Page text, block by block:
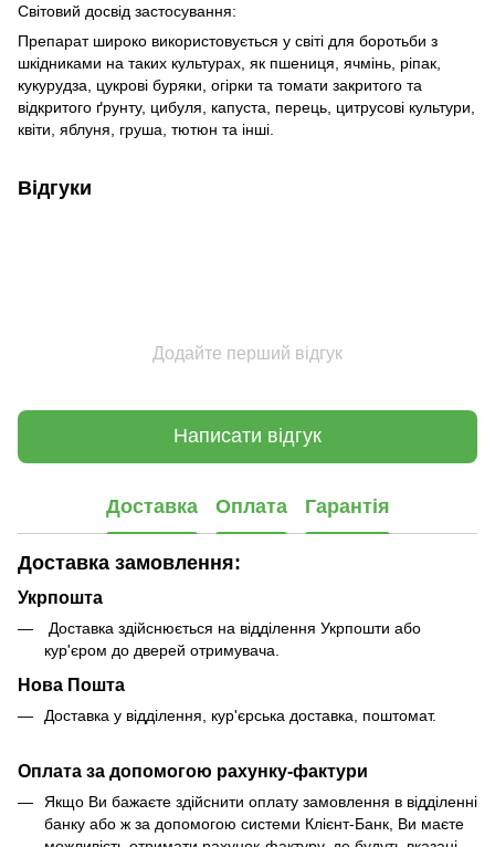
Світовий досвід застосування:
Препарат широко використовується у світі для боротьби з
шкідниками на таких культурах, як пшениця, ячмінь, ріпак,
кукурудза, цукрові буряки, огірки та томати закритого та
відкритого ґрунту, цибуля, капуста, перець, цитрусові культури,
квіти, яблуня, груша, тютюн та інші.
Відгуки
Додайте перший відгук
Написати відгук
Доставка Оплата Гарантія
Доставка замовлення:
Укрпошта
Доставка здійснюється на відділення Укрпошти або
кур'єром до дверей отримувача.
Нова Пошта
Доставка у відділення, кур'єрська доставка, поштомат.
Оплата за допомогою рахунку-фактури
Якщо Ви бажаєте здійснити оплату замовлення в відділенні
банку або ж за допомогою системи Клієнт-Банк, Ви маєте